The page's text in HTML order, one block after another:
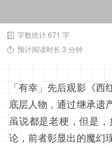
字数统计 671 字
预计阅读时长 3 分钟
「有幸」先后观影《
底层人物，通过继承遗
虽说都是老梗，但是
论，前者彰显出的魔幻